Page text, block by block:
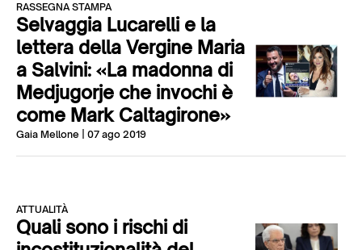
RASSEGNA STAMPA
Selvaggia Lucarelli e la
lettera della Vergine Maria
a Salvini: «La madonna di
Medjugorje che invochi è
come Mark Caltagirone»
Gaia Mellone | 07 ago 2019
ATTUALITÀ
Quali sono i rischi di